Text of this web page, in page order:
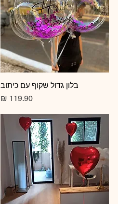
תצוגה מהירה
בלון גדול שקוף עם כיתוב
מחיר